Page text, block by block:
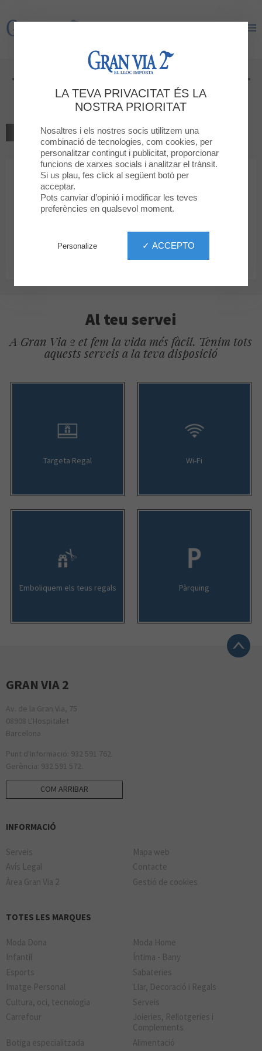
Gran Via 2
Tournoi de tennis de table TOUT
SPORT
TORNAR AL LLISTAT
TOURNOI DE TENNIS DE TABLE TOUT SPORT
6 DE JUNY 2026
Publica en: 28 de maig de 2026
Al teu servei
A Gran Via 2 et fem la vida més fàcil. Tenim tots
aquests serveis a la teva disposició
Targeta Regal Wi-Fi
Emboliquem els teus regals Pàrquing
GRAN VIA 2
Av. de la Gran Via, 75
08908 L'Hospitalet
Barcelona
Punt d'Informació: 932 591 762.
Gerència: 932 591 572.
COM ARRIBAR
INFORMACIÓ
Serveis
Mapa web
Avís Legal
Contacte
Àrea Gran Via 2
Gestió de cookies
TOTES LES MARQUES
Moda Dona
Moda Home
Infantil
Íntima - Bany
Esports
Sabateries
Imatge Personal
Llar, Decoració i Regals
Cultura, oci, tecnologia
Serveis
Carrefour
Joieries, Rellotgeries i
Complements
Botiga especialitzada
Alimentació
LA TEVA PRIVACITAT ÉS LA
NOSTRA PRIORITAT
Nosaltres i els nostres socis utilitzem una
combinació de tecnologies, com cookies, per
personalitzar contingut i publicitat, proporcionar
funcions de xarxes socials i analitzar el trànsit.
Si us plau, fes click al següent botó per
acceptar.
Pots canviar d’opinió i modificar les teves
preferències en qualsevol moment.
✓ ACCEPTO
Personalize